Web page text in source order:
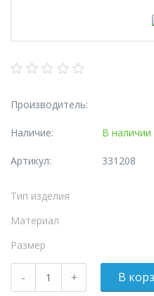
Производитель:
Наличие: В наличии
Артикул: 331208
Тип изделия
Материал
Размер